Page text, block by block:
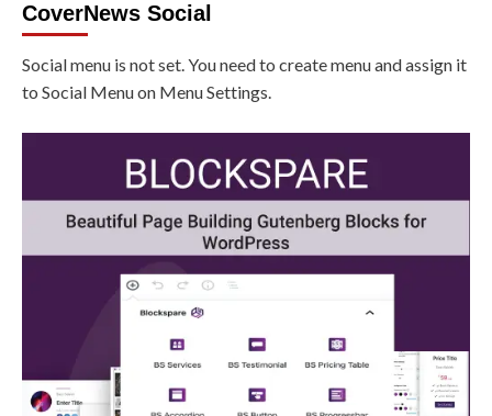
CoverNews Social
Social menu is not set. You need to create menu and assign it
to Social Menu on Menu Settings.